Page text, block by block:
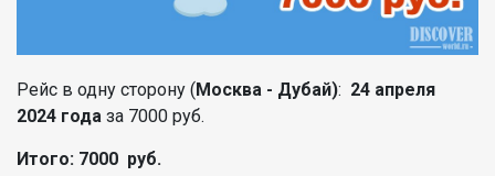
Рейс в одну сторону (Москва - Дубай): 24 апреля
2024 года за 7000 руб.
Итого: 7000 руб.